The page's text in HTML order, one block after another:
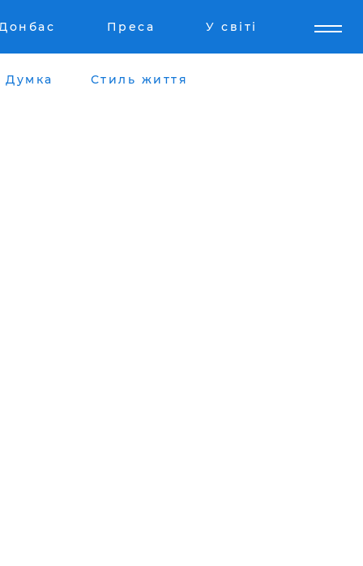
Преса У світі
Думка Стиль життя